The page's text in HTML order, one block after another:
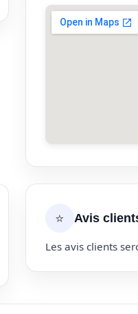
⭐ Avis
Les avis clients